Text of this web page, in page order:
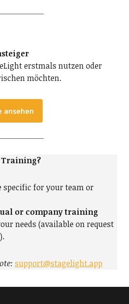
erstmals nutzen oder
möchten.
ansehen
Training?
specific for your team or
or company training
needs (available on request
support@stagelight.app